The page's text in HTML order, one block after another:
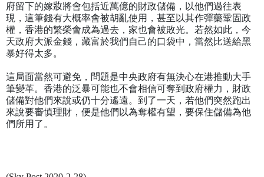
府留下的嫁妝將會包括近萬億的財政儲備，以他們過往表
現，這筆錢有大概率會被胡亂使用，甚至以其作彈藥鞏固政
權，香港的繁榮會成為過去，家也會被敗光。若然如此，今
天政府大派金錢，藏富於我們自己的口袋中，當然比送給黑
暴好得太多。
這局面當然可避免，問題是中央政府有無決心在港推動大手
筆變革。香港的泛暴可能也不會相信可奪到政府權力，財政
儲備對他們來說或仍十分遙遠。到了一天，若他們突然跑出
來說要審慎理財，便是他們以為奪權有望，要保住儲備為他
們所用了。